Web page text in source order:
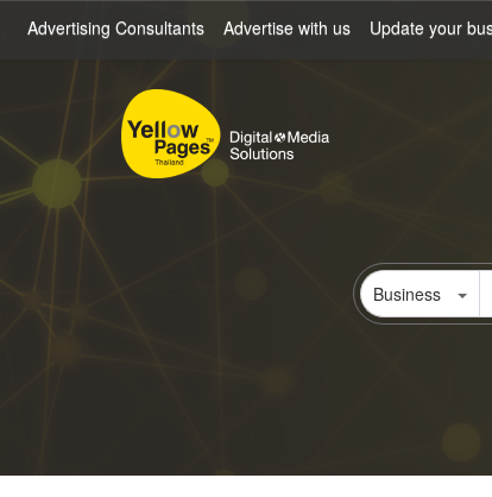
Advertising Consultants Advertise with us Update your
Business